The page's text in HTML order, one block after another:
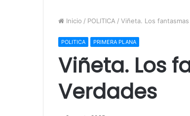
Inicio / POLITICA / Viñeta. Los
POLITICA PRIMERA PLANA
Viñeta. Los
Verdades